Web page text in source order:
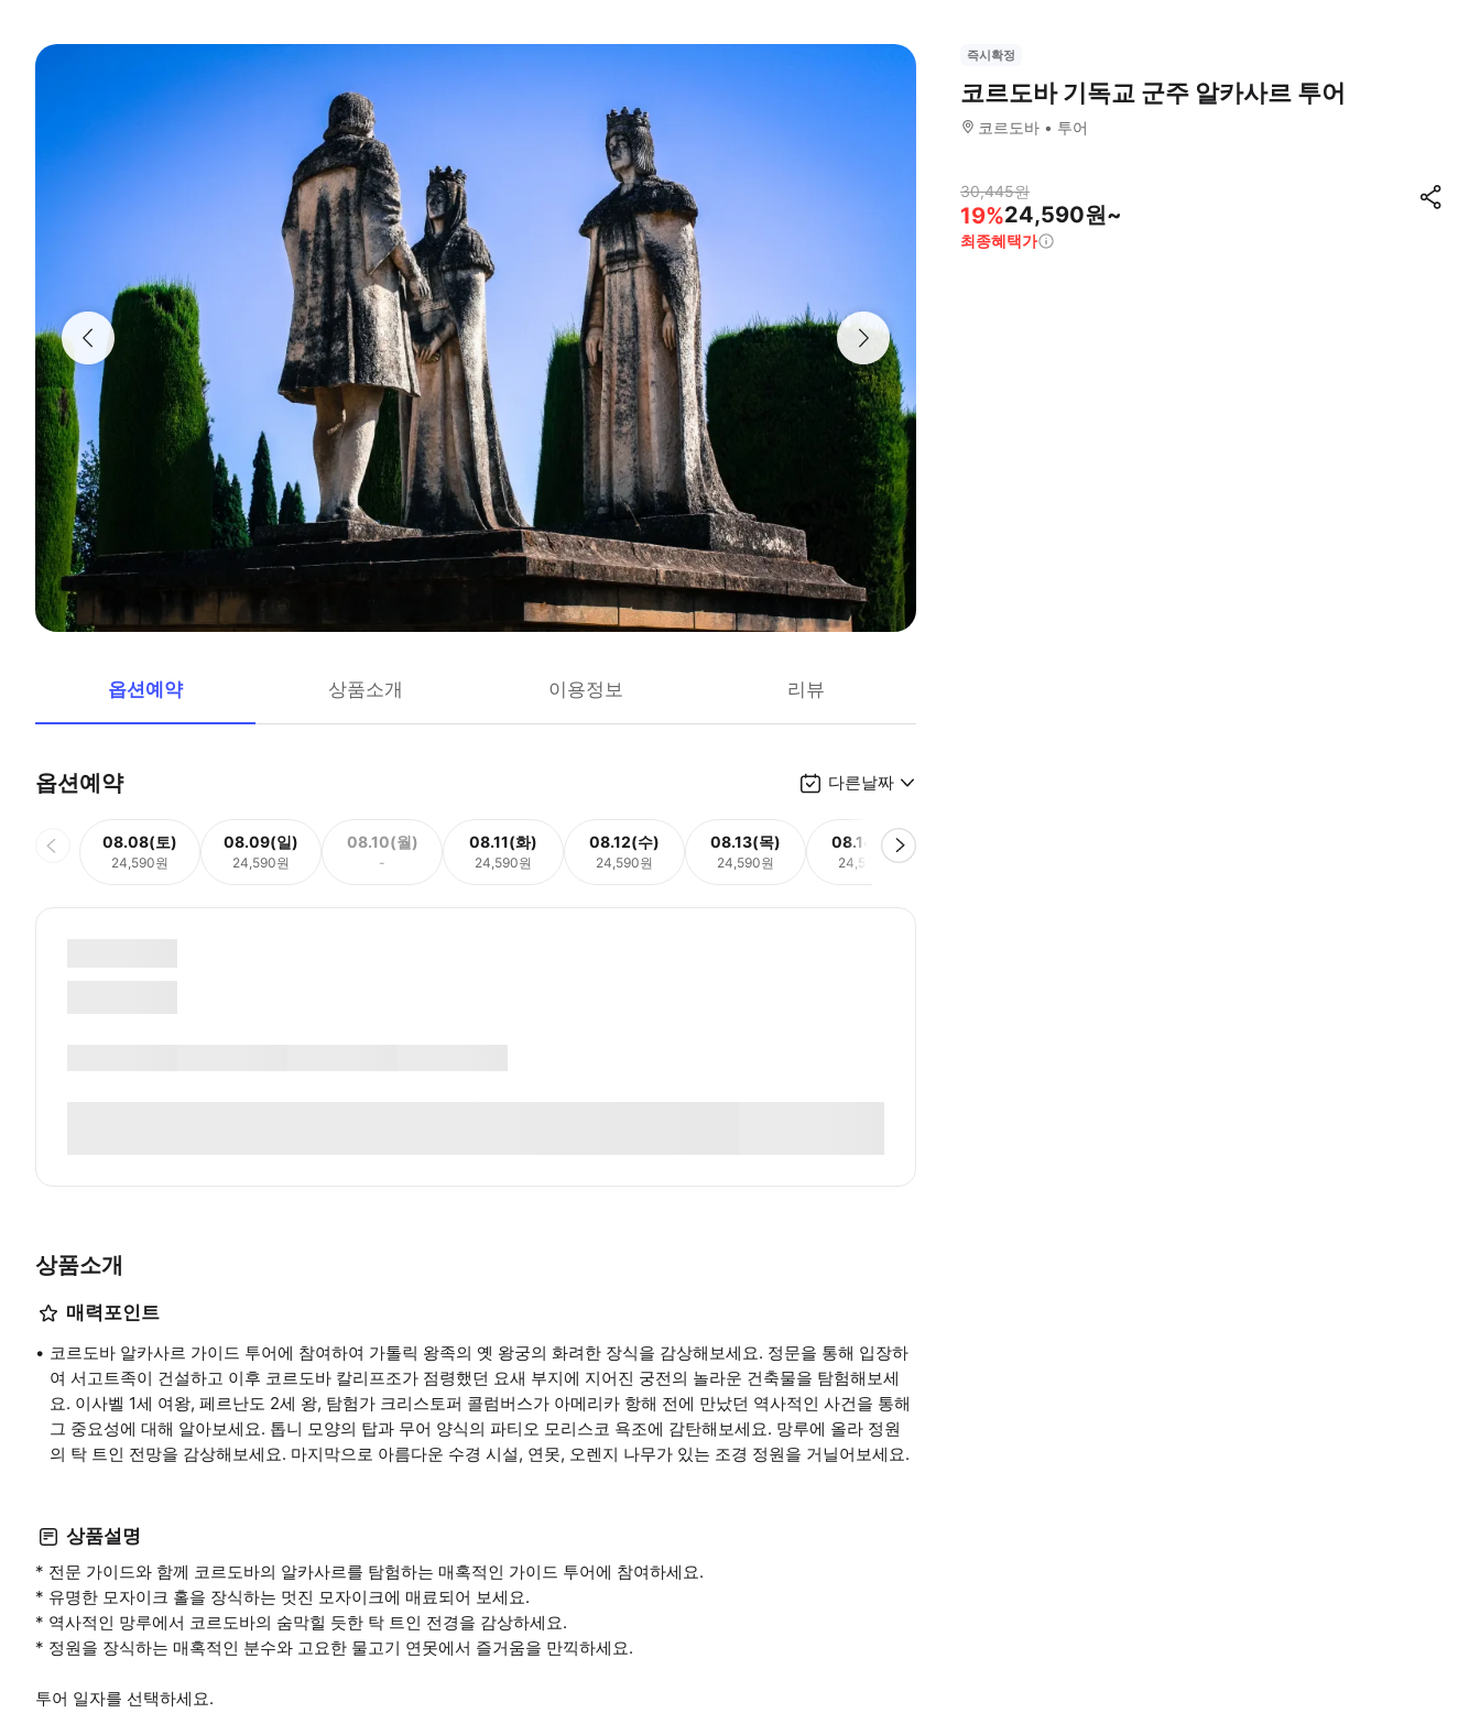
옵션예약 상품소개 이용정보 리뷰
옵션예약 다른날짜
08.08(토)
24,590원
08.09(일)
24,590원
08.10(월)
-
08.11(화)
24,590원
08.12(수)
24,590원
08.13(목)
24,590원
08.14(금)
24,590원
상품소개
매력포인트
코르도바 알카사르 가이드 투어에 참여하여 가톨릭 왕족의 옛 왕궁의 화려한 장식을 감상해보세요. 정문을 통해 입장하
여 서고트족이 건설하고 이후 코르도바 칼리프조가 점령했던 요새 부지에 지어진 궁전의 놀라운 건축물을 탐험해보세
요. 이사벨 1세 여왕, 페르난도 2세 왕, 탐험가 크리스토퍼 콜럼버스가 아메리카 항해 전에 만났던 역사적인 사건을 통해
그 중요성에 대해 알아보세요. 톱니 모양의 탑과 무어 양식의 파티오 모리스코 욕조에 감탄해보세요. 망루에 올라 정원
의 탁 트인 전망을 감상해보세요. 마지막으로 아름다운 수경 시설, 연못, 오렌지 나무가 있는 조경 정원을 거닐어보세요.
상품설명
* 전문 가이드와 함께 코르도바의 알카사르를 탐험하는 매혹적인 가이드 투어에 참여하세요.
* 유명한 모자이크 홀을 장식하는 멋진 모자이크에 매료되어 보세요.
* 역사적인 망루에서 코르도바의 숨막힐 듯한 탁 트인 전경을 감상하세요.
* 정원을 장식하는 매혹적인 분수와 고요한 물고기 연못에서 즐거움을 만끽하세요.
투어 일자를 선택하세요.
즉시확정
코르도바 기독교 군주 알카사르 투어
코르도바 투어
30,445원
19%24,590원~
최종혜택가